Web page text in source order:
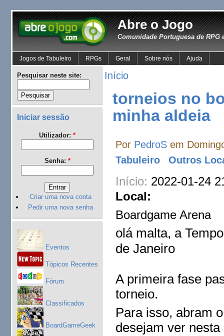
Abre o Jogo
Comunidade Portuguesa de RPG
Jogos de Tabuleiro RPGs Geral Sobre nós Ajuda
Pesquisar neste site:
Iniciar sessão
Utilizador: *
Senha: *
Criar uma nova conta
Pedir uma nova senha
Eventos
Tópicos Recentes
Fórum
Classificados
BoardGameGeek
Início
torneios no
minha aldeia
Por PedroS em
Tabuleiro
Outros
Início: 2022-01-24
Local:
Boardgame Arena
olá malta, a
de Janeiro
A primeira fase
torneio.
Para isso, abram
desejam ver